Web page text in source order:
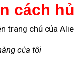
cách
trang chủ của